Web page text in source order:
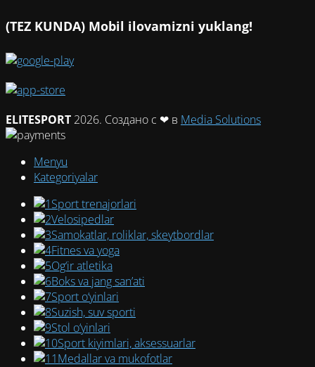
(TEZ KUNDA) Mobil ilovamizni yuklang!
ELITESPORT 2026. Создано с ❤ в Media Solutions
Menyu
Kategoriyalar
Sport trenajorlari
Velosipedlar
Samokatlar, roliklar, skeytbordlar
Fitnes va yoga
Og‘ir atletika
Boks va jang san’ati
Sport o‘yinlari
Suzish, suv sporti
Stol o‘yinlari
Sport kiyimlari, aksessuarlar
Medallar va mukofotlar